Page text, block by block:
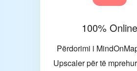
100% Online
Përdorimi i
Upscaler për të